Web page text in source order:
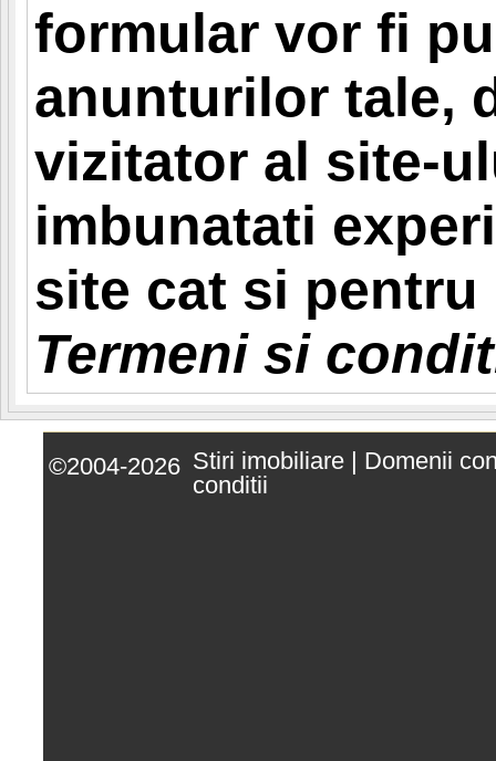
formular vor fi
anunturilor tale,
vizitator al site-
imbunatati
site cat si
Termeni si
©2004-2026 Stiri imobiliare | Domenii
conditii